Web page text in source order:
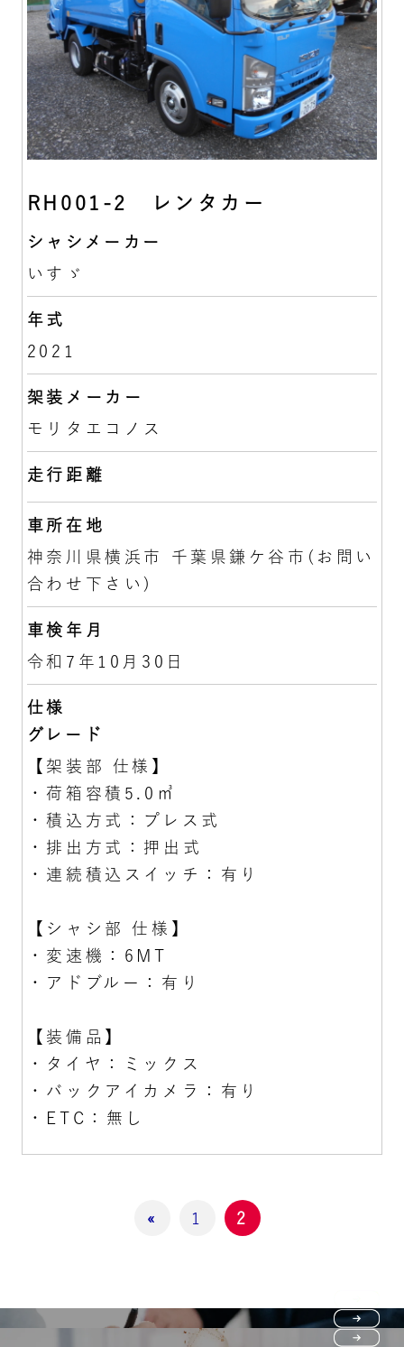
RH001-2 レンタカー
シャシメーカー
いすゞ
年式
2021
架装メーカー
モリタエコノス
走行距離
車所在地
神奈川県横浜市 千葉県鎌ケ谷市(お問い
合わせ下さい)
車検年月
令和7年10月30日
仕様
グレード
【架装部 仕様】
・荷箱容積5.0㎥
・積込方式：プレス式
・排出方式：押出式
・連続積込スイッチ：有り
【シャシ部 仕様】
・変速機：6MT
・アドブルー：有り
【装備品】
・タイヤ：ミックス
・バックアイカメラ：有り
・ETC：無し
« 1 2